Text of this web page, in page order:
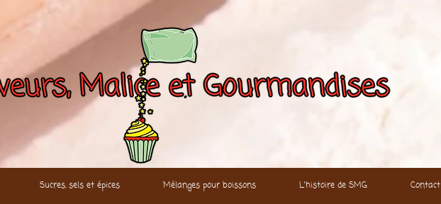
Sucres, sels et épices Mélanges pour boissons L'histoire de SMG Contact